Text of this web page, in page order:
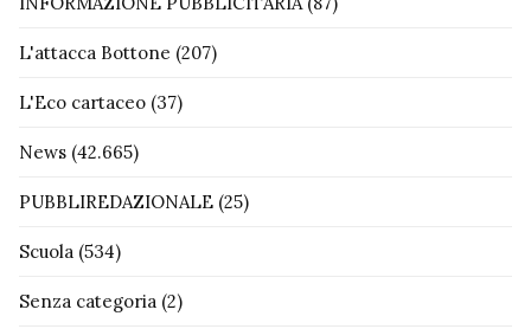
L'attacca Bottone (207)
L'Eco cartaceo (37)
News (42.665)
PUBBLIREDAZIONALE (25)
Scuola (534)
Senza categoria (2)